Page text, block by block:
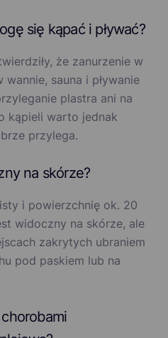
się kąpać i pływać?
że zanurzenie w
sauna i pływanie
plastra ani na
kąpieli warto jednak
przylega.
na skórze?
i powierzchnię ok. 20
widoczny na skórze, ale
zakrytych ubraniem
pod paskiem lub na